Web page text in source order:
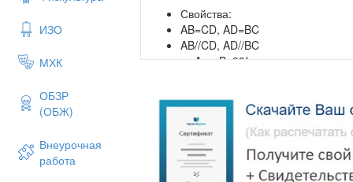
ИЗО
МХК
ОБЗР
(ОБЖ)
Внеурочная
работа
Свойства:
AB=CD, AD=BC
AB//CD, AD//BC
∟ A=∟B=90˚
ВО=ОС=ОА=ОD